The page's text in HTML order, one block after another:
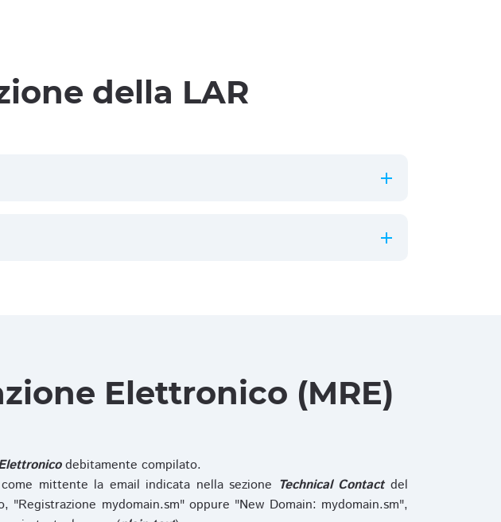
della LAR
Elettronico (MRE)
debitamente compilato.
mittente la email indicata nella sezione Technical Contactdel
mydomain.sm" oppure "New Domain: mydomain.sm",